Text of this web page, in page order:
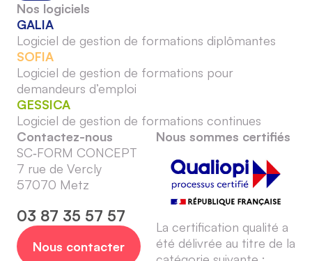
Nos logiciels
GALIA
Logiciel de gestion de formations diplômantes
SOFIA
Logiciel de gestion de formations pour
demandeurs d’emploi
GESSICA
Logiciel de gestion de formations continues
Contactez-nous
SC‑FORM CONCEPT
7 rue de Vercly
57070 Metz
03 87 35 57 57
Nous contacter
Nous sommes certifiés
La certification qualité a
été délivrée au titre de la